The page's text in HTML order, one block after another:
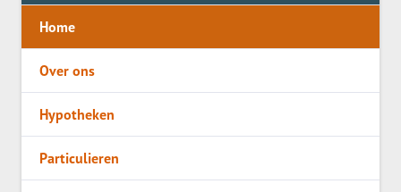
Home
Over ons
Hypotheken
Particulieren